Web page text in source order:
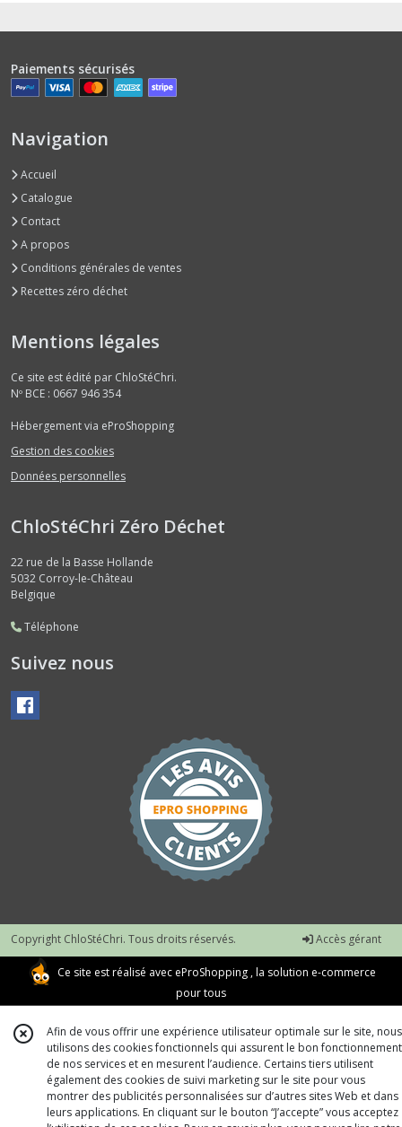
Paiements sécurisés
Navigation
Accueil
Catalogue
Contact
A propos
Conditions générales de ventes
Recettes zéro déchet
Mentions légales
Ce site est édité par ChloStéChri.
Nº BCE : 0667 946 354
Hébergement via eProShopping
Gestion des cookies
Données personnelles
ChloStéChri Zéro Déchet
22 rue de la Basse Hollande
5032 Corroy-le-Château
Belgique
Téléphone
Suivez nous
Copyright ChloStéChri. Tous droits réservés. Accès gérant
Ce site est réalisé avec eProShopping , la solution e-commerce
pour tous
Afin de vous offrir une expérience utilisateur optimale sur le site, nous
utilisons des cookies fonctionnels qui assurent le bon fonctionnement
de nos services et en mesurent l’audience. Certains tiers utilisent
également des cookies de suivi marketing sur le site pour vous
montrer des publicités personnalisées sur d’autres sites Web et dans
leurs applications. En cliquant sur le bouton “J’accepte” vous acceptez